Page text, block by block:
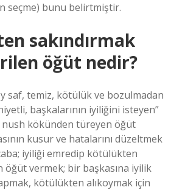
seçme) bunu belirtmiştir.
sakındırmak
öğüt nedir?
saf, temiz, kötülük ve bozulmadan
başkalarının iyiliğini isteyen”
nush kökünden türeyen öğüt
kusur ve hatalarını düzeltmek
iyiliği emredip kötülükten
öğüt vermek; bir başkasına iyilik
kötülükten alıkoymak için